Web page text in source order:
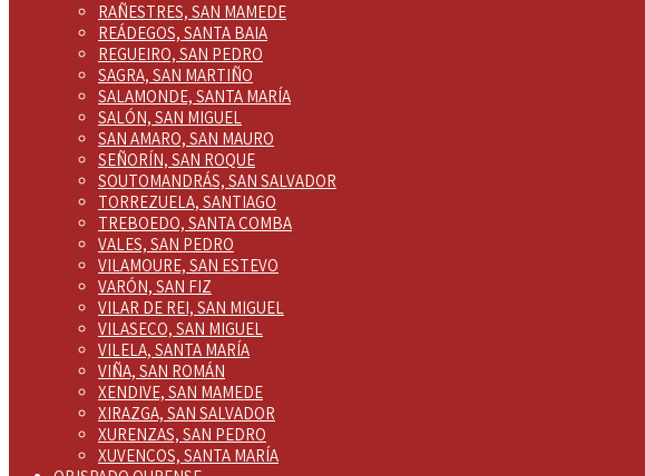
RAÑESTRES, SAN MAMEDE
REÁDEGOS, SANTA BAIA
REGUEIRO, SAN PEDRO
SAGRA, SAN MARTIÑO
SALAMONDE, SANTA MARÍA
SALÓN, SAN MIGUEL
SAN AMARO, SAN MAURO
SEÑORÍN, SAN ROQUE
SOUTOMANDRÁS, SAN SALVADOR
TORREZUELA, SANTIAGO
TREBOEDO, SANTA COMBA
VALES, SAN PEDRO
VILAMOURE, SAN ESTEVO
VARÓN, SAN FIZ
VILAR DE REI, SAN MIGUEL
VILASECO, SAN MIGUEL
VILELA, SANTA MARÍA
VIÑA, SAN ROMÁN
XENDIVE, SAN MAMEDE
XIRAZGA, SAN SALVADOR
XURENZAS, SAN PEDRO
XUVENCOS, SANTA MARÍA